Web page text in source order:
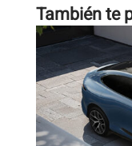
También te